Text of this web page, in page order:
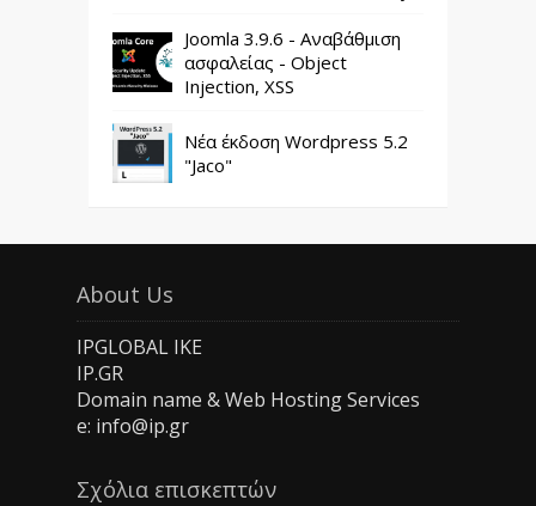
Joomla 3.9.6 - Αναβάθμιση
ασφαλείας - Object
Injection, XSS
Νέα έκδοση Wordpress 5.2
"Jaco"
About Us
IPGLOBAL IKE
IP.GR
Domain name & Web Hosting Services
e: info@ip.gr
Σχόλια επισκεπτών